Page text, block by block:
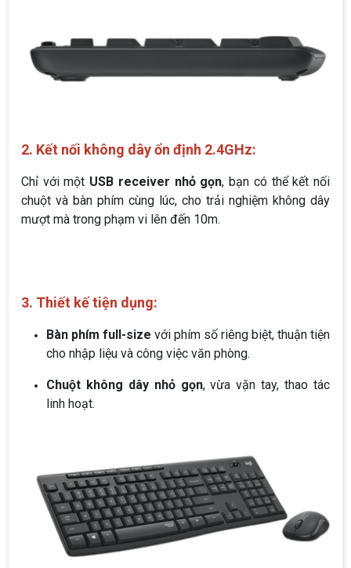
2. Kết nối không dây ổn định 2.4GHz:
Chỉ với một USB receiver nhỏ gọn, bạn có thể kết nối
chuột và bàn phím cùng lúc, cho trải nghiệm không dây
mượt mà trong phạm vi lên đến 10m.
3. Thiết kế tiện dụng:
Bàn phím full-size với phím số riêng biệt, thuận tiện
cho nhập liệu và công việc văn phòng.
Chuột không dây nhỏ gọn, vừa vặn tay, thao tác
linh hoạt.